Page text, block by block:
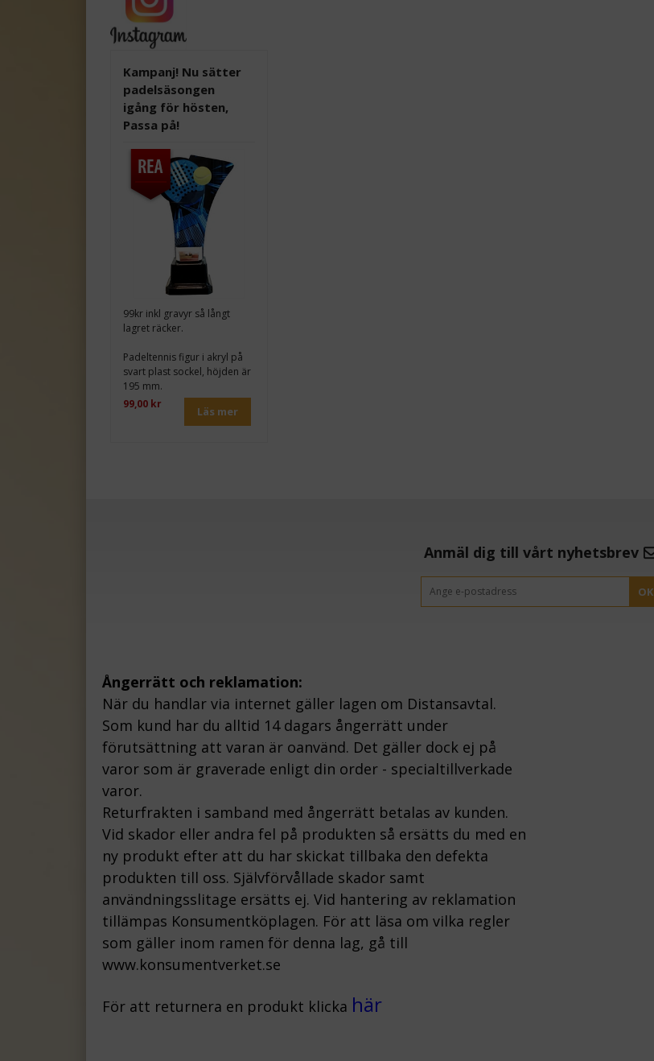
Kampanj! Nu sätter
padelsäsongen
igång för hösten,
Passa på!
99kr inkl gravyr så långt
lagret räcker.
Padeltennis figur i akryl på
svart plast sockel, höjden är
195 mm.
99,00 kr
Läs mer
Anmäl dig till vårt nyhetsbrev
OK
Ångerrätt och reklamation:
När du handlar via internet gäller lagen om Distansavtal.
Som kund har du alltid 14 dagars ångerrätt under
förutsättning att varan är oanvänd. Det gäller dock ej på
varor som är graverade enligt din order - specialtillverkade
varor.
Returfrakten i samband med ångerrätt betalas av kunden.
Vid skador eller andra fel på produkten så ersätts du med en
ny produkt efter att du har skickat tillbaka den defekta
produkten till oss. Självförvållade skador samt
användningsslitage ersätts ej. Vid hantering av reklamation
tillämpas Konsumentköplagen. För att läsa om vilka regler
som gäller inom ramen för denna lag, gå till
www.konsumentverket.se
För att returnera en produkt klicka här